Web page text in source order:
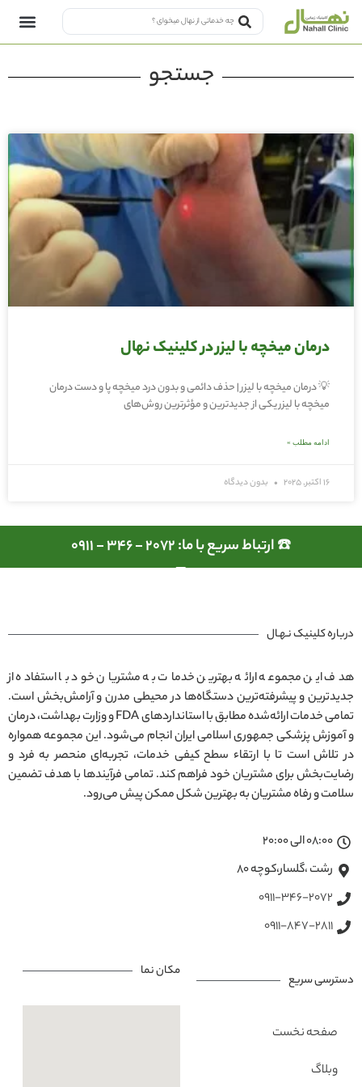
جستجو
درمان میخچه با لیزر در کلینیک نهال
💡 درمان میخچه با لیزر | حذف دائمی و بدون درد میخچه پا و دست درمان
میخچه با لیزر یکی از جدیدترین و مؤثرترین روش‌های
ادامه مطلب »
16 اکتبر, 2025 بدون دیدگاه
☎️ ارتباط سریع با ما: 2072 - 346 - 0911
درباره کلینیک نـهـال
هدف این مجموعه ارائه بهترین خدمات به مشتریان خود با استفاده از
جدیدترین و پیشرفته‌ترین دستگاه‌ها در محیطی مدرن و آرامش‌بخش است.
تمامی خدمات ارائه‌شده مطابق با استانداردهای FDA و وزارت بهداشت، درمان
و آموزش پزشکی جمهوری اسلامی ایران انجام می‌شود. این مجموعه همواره
در تلاش است تا با ارتقاء سطح کیفی خدمات، تجربه‌ای منحصر به فرد و
رضایت‌بخش برای مشتریان خود فراهم کند. تمامی فرآیندها با هدف تضمین
سلامت و رفاه مشتریان به بهترین شکل ممکن پیش می‌رود.
08:00 الی 20:00
رشت ،گلسار،کوچه ۸۰
0911-346-2072
0911-847-2811
دسترسی سریع
صفحه نخست
وبلاگ
مکان نما